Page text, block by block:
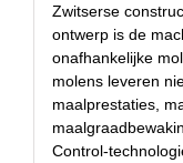
Zwitserse
ontwerp is de
onafhankelijke
molens leveren
maalprestaties,
Control-